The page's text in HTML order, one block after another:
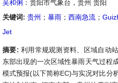
吴和俐 ：贵阳市气象台，贵州 贵阳
关键词: 贵州 ； 暴雨 ； 西南急流 ；
Jet
摘要: 利用常规观测资料、区域自动
东部出现的一次区域性暴雨天气过程
模式预报(以下简称EC)与实况对比分